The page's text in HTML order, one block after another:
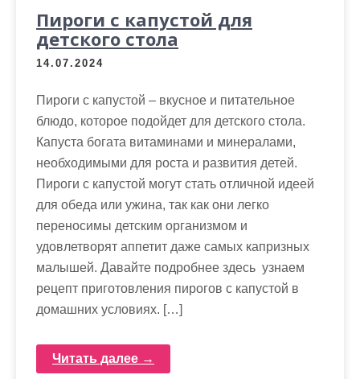
Пироги с капустой для
детского стола
14.07.2024
Пироги с капустой – вкусное и питательное
блюдо, которое подойдет для детского стола.
Капуста богата витаминами и минералами,
необходимыми для роста и развития детей.
Пироги с капустой могут стать отличной идеей
для обеда или ужина, так как они легко
переносимы детским организмом и
удовлетворят аппетит даже самых капризных
малышей. Давайте подробнее здесь узнаем
рецепт приготовления пирогов с капустой в
домашних условиях. […]
Читать далее →